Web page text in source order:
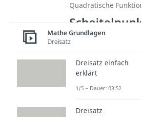
Quadratische
Wichtige
Video
Mathe Grundlagen
Dreisatz
Dreisatz einfach
erklärt
1/5 – Dauer: 03:52
Dreisatz